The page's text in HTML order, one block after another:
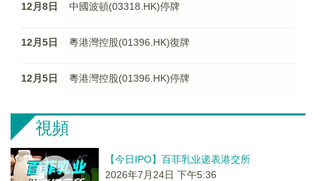
12月8日 中國波頓(03318.HK)停牌
12月5日 粵港灣控股(01396.HK)復牌
12月5日 粵港灣控股(01396.HK)停牌
視頻
【今日IPO】百菲乳业递表港交所
2026年7月24日 下午5:36